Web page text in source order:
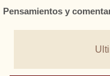
Pensamientos y